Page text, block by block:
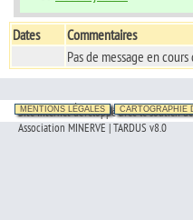
Dates
Commentaires
Pas de message en
MENTIONS LÉGALES CARTOGRAPHIE
Site Internet développé avec le soutien
Association MINERVE | TARDUS v8.0